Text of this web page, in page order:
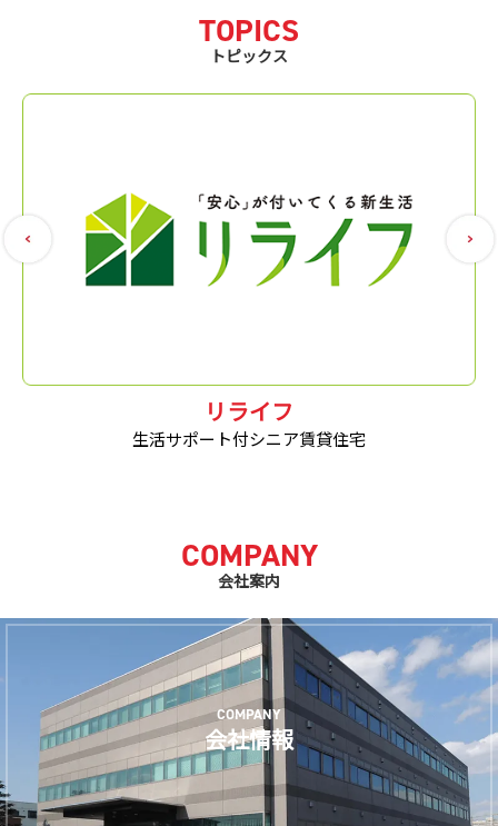
TOPICS
トピックス
リライフ
生活サポート付シニア賃貸住宅
COMPANY
会社案内
COMPANY
会社情報